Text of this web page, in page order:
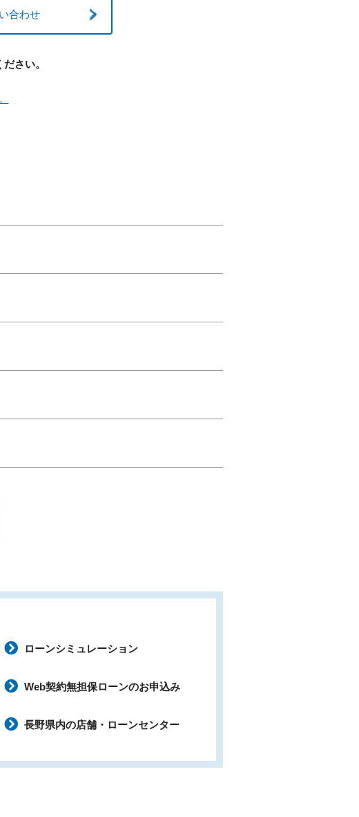
合わせ
さい。
ローンシミュレーション
Web契約無担保ローンのお申込み
長野県内の店舗・ローンセンター